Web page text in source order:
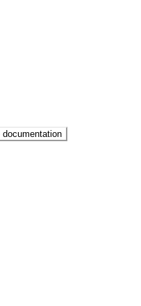
documentation